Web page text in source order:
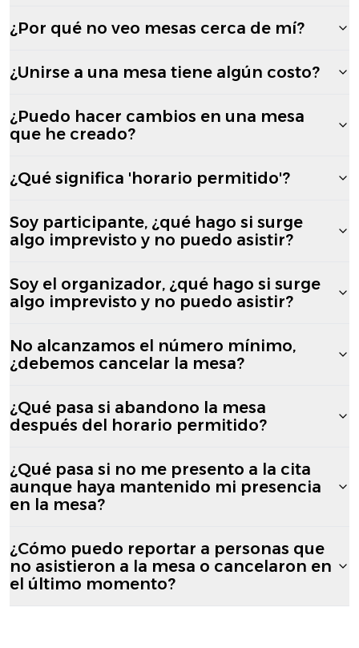
¿Por qué no veo mesas cerca de mí?
¿Unirse a una mesa tiene algún costo?
¿Puedo hacer cambios en una mesa
que he creado?
¿Qué significa 'horario permitido'?
Soy participante, ¿qué hago si surge
algo imprevisto y no puedo asistir?
Soy el organizador, ¿qué hago si surge
algo imprevisto y no puedo asistir?
No alcanzamos el número mínimo,
¿debemos cancelar la mesa?
¿Qué pasa si abandono la mesa
después del horario permitido?
¿Qué pasa si no me presento a la cita
aunque haya mantenido mi presencia
en la mesa?
¿Cómo puedo reportar a personas que
no asistieron a la mesa o cancelaron en
el último momento?